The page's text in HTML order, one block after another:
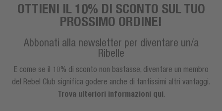
OTTIENI IL 10% DI SCONTO SUL TUO
PROSSIMO ORDINE!
Abbonati alla newsletter per diventare un/a
Ribelle
E come se il 10% di sconto non bastasse, diventare un membro
del Rebel Club significa godere anche di tantissimi altri vantaggi.
Trova ulteriori informazioni qui.